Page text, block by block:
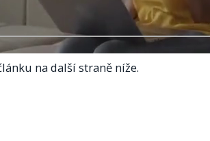
na další straně níže.